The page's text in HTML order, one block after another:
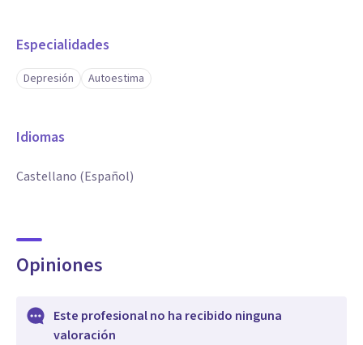
Especialidades
Depresión Autoestima
Idiomas
Castellano (Español)
Opiniones
Este profesional no ha recibido ninguna
valoración